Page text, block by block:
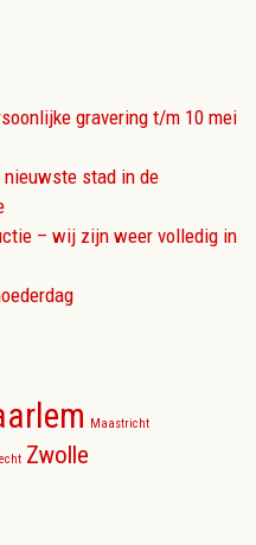
gravering t/m 10 mei
stad in de
– wij zijn weer volledig in
Maastricht
Zwolle